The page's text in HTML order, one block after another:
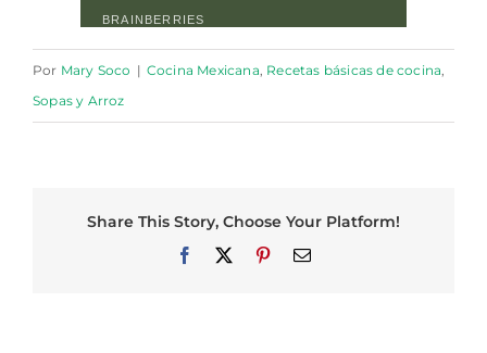
Por Mary Soco | Cocina Mexicana, Recetas básicas de cocina,
Sopas y Arroz
Share This Story, Choose Your Platform!
Facebook PinterestCorreo